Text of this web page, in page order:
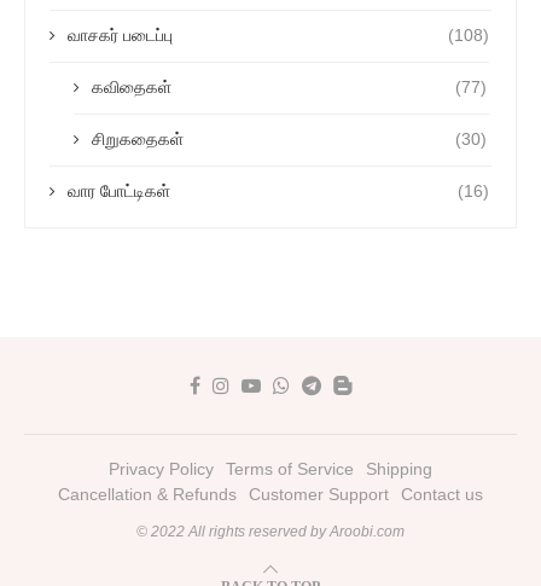
வாசகர் படைப்பு (108)
கவிதைகள் (77)
சிறுகதைகள் (30)
வார போட்டிகள் (16)
Privacy Policy Terms of Service
Shipping
Cancellation & Refunds
Customer Support Contact us
© 2022 All rights reserved by Aroobi.com